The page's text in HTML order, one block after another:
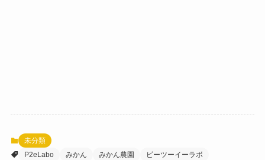
未分類
P2eLabo
みかん みかん農園
ピーツーイーラボ